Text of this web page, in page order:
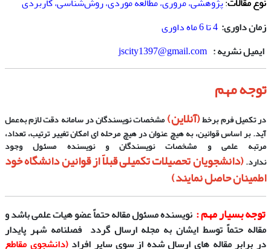
زمان داوری: 4 تا 6 ماه داوری
ایمیل نشریه :
jscity1397@gmail.com
توجه مهم
در تکمیل فرم برخط(آنلاین)مشخصات نویسندگان در سامانه دقت لازم به‌عمل
آید. بر اساس قوانین، به هیچ عنوان در هیچ مرحله ای امکان تغییر ترتیب، تعداد،
مرتبه علمی و مشخصات نویسندگان و نویسنده مسئول وجود
ندارد.(دانشجویان تحصیلات تکمیلی قبلاً از قوانین دانشگاه خود
اطمینان حاصل نمایند)
توجه بسیار مهم : نویسنده مسئولمقاله حتماً عضو هیات علمی باشدو
مقاله حتماً توسط ایشان به مجله ارسال گردد فصلنامه شهر پایدار
دربرابر مقاله های ارسال شده از سوی سایر افراد(دانشجوی مقاطع